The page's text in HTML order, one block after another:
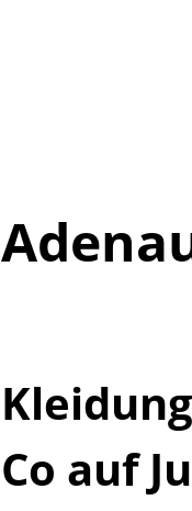
Co auf